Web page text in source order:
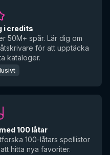
i credits
50M+ spår. Lär dig om
för att upptäcka
kataloger.
100 låtar
100-låtars spellistor
hitta nya favoriter.